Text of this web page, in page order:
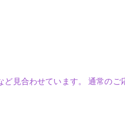
見合わせています。 通常の